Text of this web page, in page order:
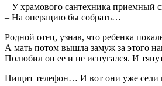
– У храмового сантехника приемный
– На операцию бы собрать…
Родной отец, узнав, что ребенка
А мать потом вышла замуж за этого
Полюбил он ее и не испугался. И
Пищит телефон… И вот они уже сели